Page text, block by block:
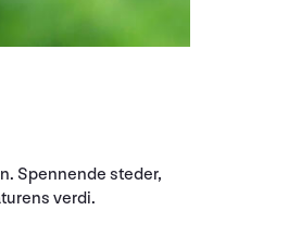
Spennende steder,
verdi.